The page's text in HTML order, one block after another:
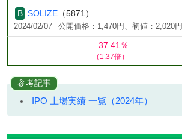
SOLIZE （5871）
2024/02/07 公開価格：1,470円、初値：2,020円
37.41％
（1.37倍）
参考記事
IPO 上場実績 一覧（2024年）